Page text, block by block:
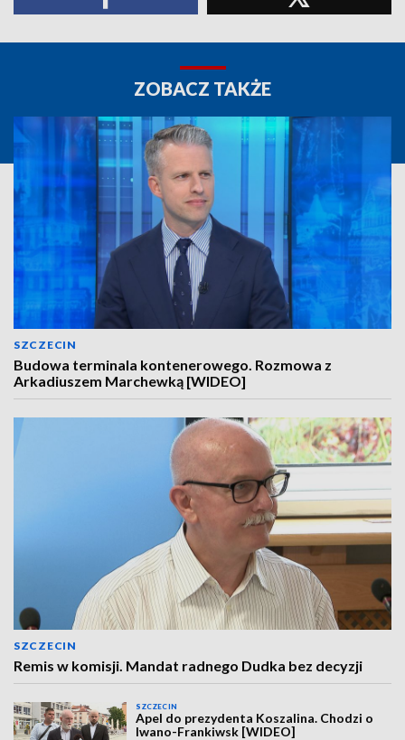
ZOBACZ TAKŻE
SZCZECIN
Budowa terminala kontenerowego. Rozmowa z
Arkadiuszem Marchewką [WIDEO]
SZCZECIN
Remis w komisji. Mandat radnego Dudka bez decyzji
SZCZECIN
Apel do prezydenta Koszalina. Chodzi o
Iwano-Frankiwsk [WIDEO]